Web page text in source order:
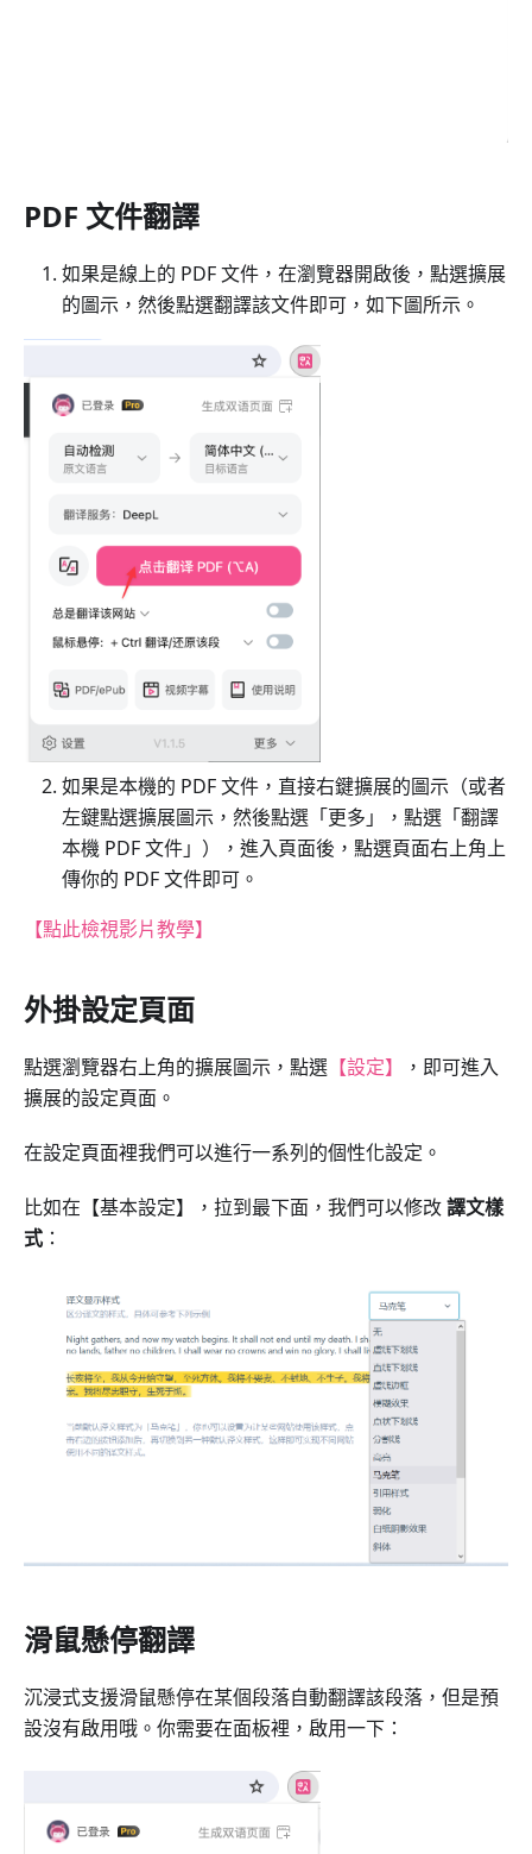
PDF 文件翻譯
如果是線上的 PDF 文件，在瀏覽器開啟後，點選擴展
的圖示，然後點選翻譯該文件即可，如下圖所示。
如果是本機的 PDF 文件，直接右鍵擴展的圖示（或者
左鍵點選擴展圖示，然後點選「更多」，點選「翻譯
本機 PDF 文件」），進入頁面後，點選頁面右上角上
傳你的 PDF 文件即可。
【點此檢視影片教學】
外掛設定頁面
點選瀏覽器右上角的擴展圖示，點選 【設定】
，即可進入
擴展的設定頁面。
在設定頁面裡我們可以進行一系列的個性化設定。
比如在【基本設定】，拉到最下面，我們可以修改譯文樣
式 ：
滑鼠懸停翻譯
沉浸式支援滑鼠懸停在某個段落自動翻譯該段落，但是預
設沒有啟用哦。你需要在面板裡，啟用一下：